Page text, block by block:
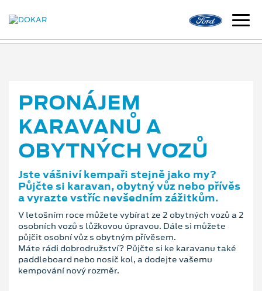
PRONÁJEM
KARAVANŮ A
OBYTNÝCH VOZŮ
Jste vášniví kempaři stejně jako my?
Půjčte si karavan, obytný vůz nebo přívěs
a vyrazte vstříc nevšedním zážitkům.
V letošním roce můžete vybírat ze 2 obytných vozů a 2
osobních vozů s lůžkovou úpravou. Dále si můžete
půjčit osobní vůz s obytným přívěsem.
Máte rádi dobrodružství? Půjčte si ke karavanu také
paddleboard nebo nosič kol, a dodejte vašemu
kempování nový rozměr.